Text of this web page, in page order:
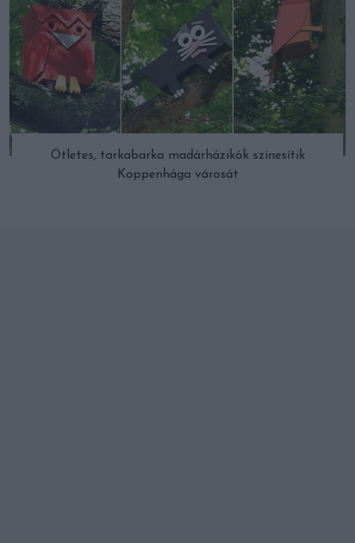
Ötletes, tarkabarka madárházikók színesítik
Koppenhága városát